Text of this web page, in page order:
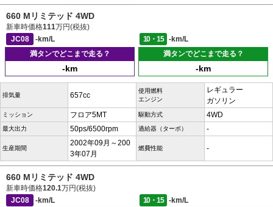
660 Mリミテッド 4WD
新車時価格111万円(税抜)
JC08
-km/L 10・15
-km/L
満タンでどこまで走る？
-km
満タンでどこまで走る？
-km
排気量 657cc
使用燃料
エンジン
レギュラー
ガソリン
ミッション フロア5MT 駆動方式 4WD
最大出力 50ps/6500rpm 過給器（ターボ） -
生産期間
2002年09月～200
3年07月
燃費性能 -
660 Mリミテッド 4WD
新車時価格120.1万円(税抜)
JC08
-km/L 10・15
-km/L